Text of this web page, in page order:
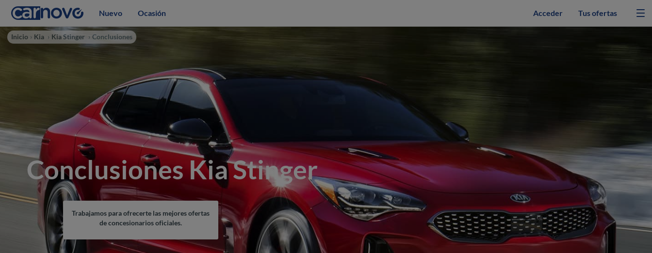
Nuevo Ocasión Acceder Tus ofertas
Inicio Kia Kia Stinger Conclusiones
Conclusiones Kia Stinger
Trabajamos para ofrecerte las mejores ofertas
de concesionarios oficiales.